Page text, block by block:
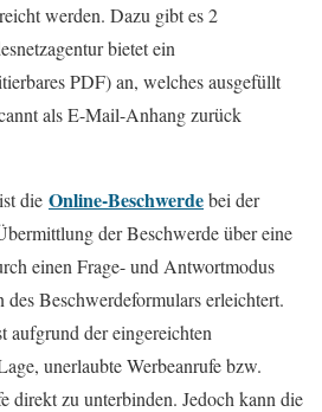
werden. Dazu gibt es 2
bietet ein
PDF) an, welches ausgefüllt
als E-Mail-Anhang zurück
die Online-Beschwerdebei der
der Beschwerde über eine
einen Frage- und Antwortmodus
Beschwerdeformulars erleichtert.
aufgrund der eingereichten
unerlaubte Werbeanrufe bzw.
direkt zu unterbinden. Jedoch kann die